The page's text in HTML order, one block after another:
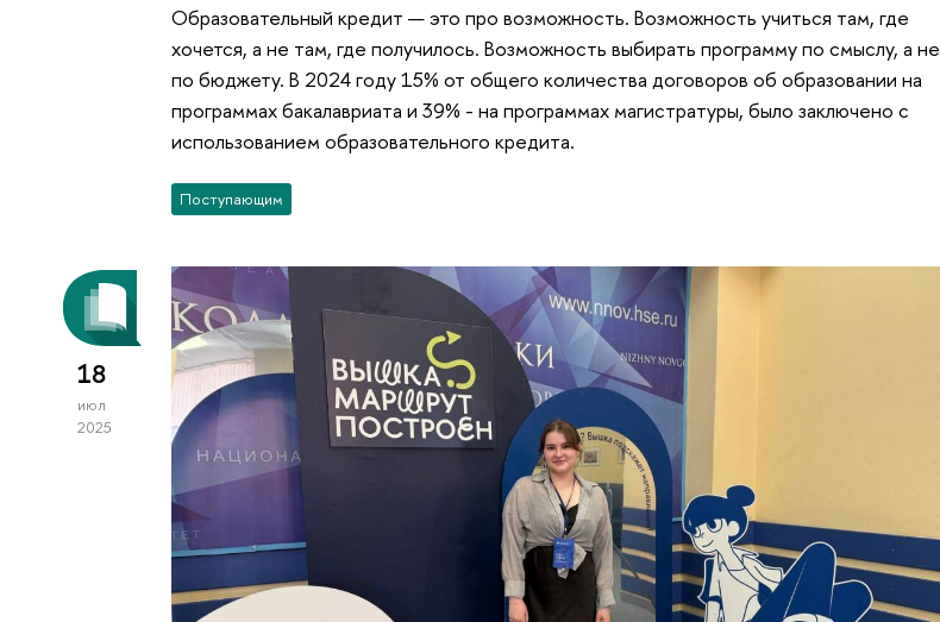
Образовательный кредит — это про возможность. Возможность учиться там, где
хочется, а не там, где получилось. Возможность выбирать программу по смыслу, а не
по бюджету. В 2024 году 15% от общего количества договоров об образовании на
программах бакалавриата и 39% - на программах магистратуры, было заключено с
использованием образовательного кредита.
Поступающим
18
июл
2025